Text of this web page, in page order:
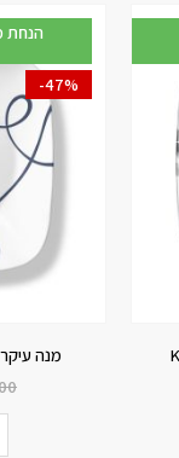
סט 18 חלקים, Terrazzo Rosa Square